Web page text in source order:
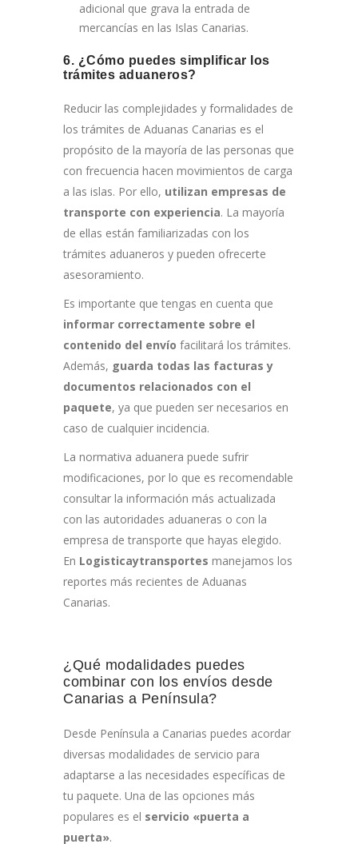
adicional que grava la entrada de
mercancías en las Islas Canarias.
6. ¿Cómo puedes simplificar los
trámites aduaneros?
Reducir las complejidades y formalidades de
los trámites de Aduanas Canarias es el
propósito de la mayoría de las personas que
con frecuencia hacen movimientos de carga
a las islas. Por ello, utilizan empresas de
transporte con experiencia. La mayoría
de ellas están familiarizadas con los
trámites aduaneros y pueden ofrecerte
asesoramiento.
Es importante que tengas en cuenta que
informar correctamente sobre el
contenido del envío facilitará los trámites.
Además, guarda todas las facturas y
documentos relacionados con el
paquete, ya que pueden ser necesarios en
caso de cualquier incidencia.
La normativa aduanera puede sufrir
modificaciones, por lo que es recomendable
consultar la información más actualizada
con las autoridades aduaneras o con la
empresa de transporte que hayas elegido.
En Logisticaytransportes manejamos los
reportes más recientes de Aduanas
Canarias.
¿Qué modalidades puedes
combinar con los envíos desde
Canarias a Península?
Desde Península a Canarias puedes acordar
diversas modalidades de servicio para
adaptarse a las necesidades específicas de
tu paquete. Una de las opciones más
populares es el servicio «puerta a
puerta».